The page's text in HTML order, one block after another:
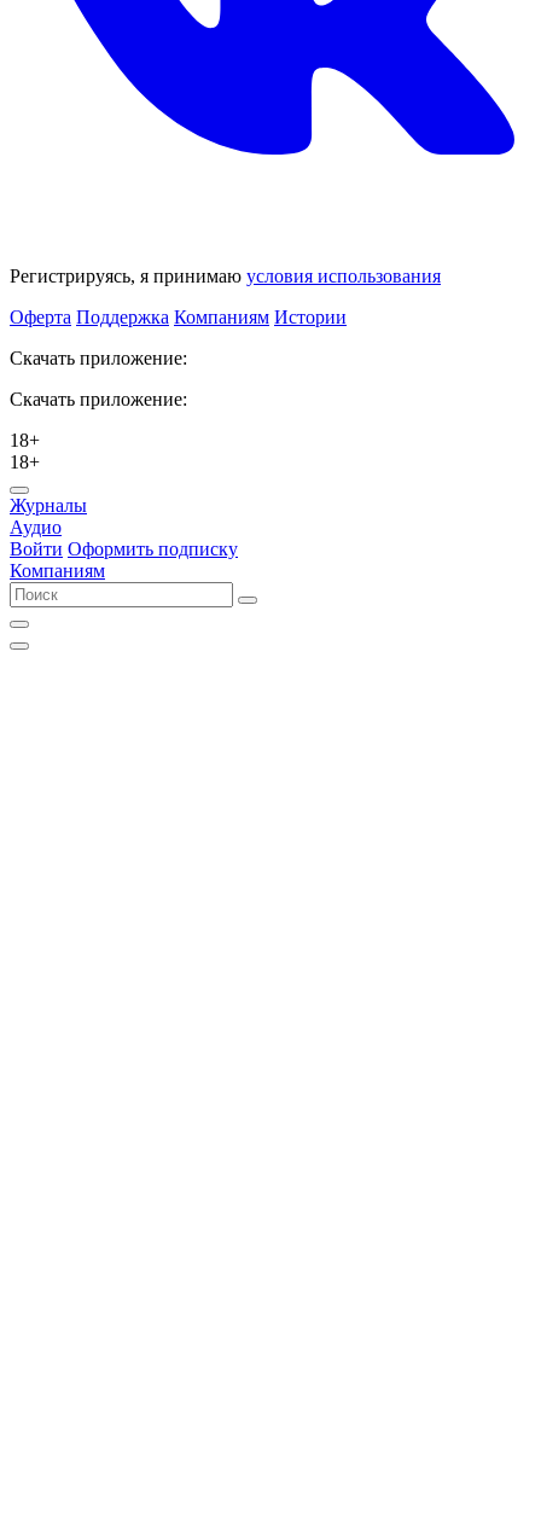
Регистрируясь, я принимаю условия использования
Оферта Поддержка Компаниям Истории
Скачать приложение:
Скачать приложение:
18+
18+
Журналы
Аудио
Войти Оформить подписку
Компаниям